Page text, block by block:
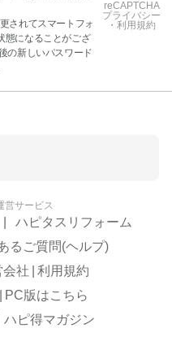
されてスマートフォ
態になることがござ
の新しいパスワード
reCAPTCHA
プライバシー
・利用規約
営サービス
ハピタスリフォーム
るご質問(ヘルプ)
会社
利用規約
PC版はこちら
ハピ得マガジン